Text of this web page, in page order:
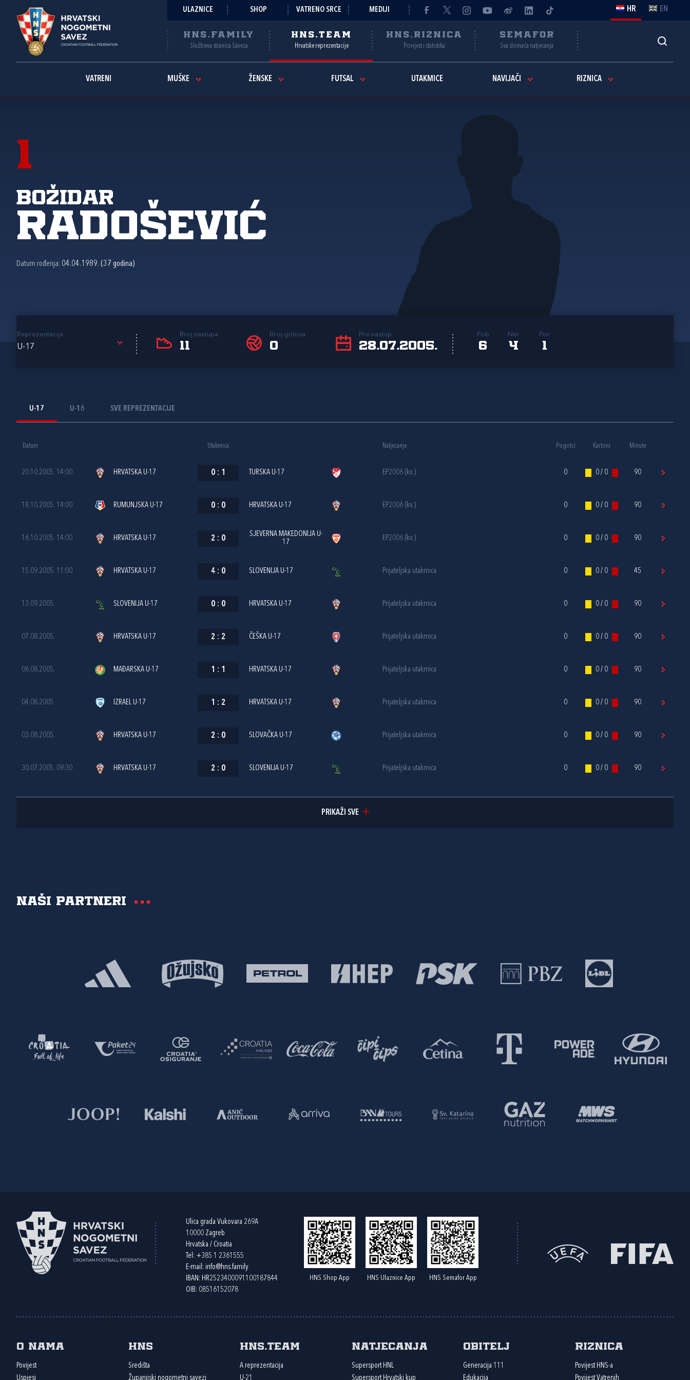
ULAZNICE SHOP VATRENO SRCE MEDIJI HR EN
HNS.FAMILY
Službena stranica Saveza
HNS.TEAM
Hrvatske reprezentacije
HNS.RIZNICA
Povijest i statistika
SEMAFOR
Sva domaća natjecanja
VATRENI MUŠKE ŽENSKE FUTSAL UTAKMICE NAVIJAČI RIZNICA
1
Božidar
Radošević
Datum rođenja: 04.04.1989. (37 godina)
Reprezentacija
U-17
Broj nastupa
11
Broj golova
0
Prvi nastup
28.07.2005.
Pob
6
Ner
4
Por
1
U-17 U-16 SVE REPREZENTACIJE
Datum Utakmica Natjecanje Pogotci Kartoni Minute
20.10.2005. 14:00 HRVATSKA U-17 0 : 1 TURSKA U-17 EP2006 (kv.) 0 0 / 0 90
18.10.2005. 14:00 RUMUNJSKA U-17 0 : 0 HRVATSKA U-17 EP2006 (kv.) 0 0 / 0 90
16.10.2005. 14:00 HRVATSKA U-17 2 : 0
SJEVERNA MAKEDONIJA U-
17
EP2006 (kv.) 0 0 / 0 90
15.09.2005. 11:00 HRVATSKA U-17 4 : 0 SLOVENIJA U-17 Prijateljska utakmica 0 0 / 0 45
13.09.2005. SLOVENIJA U-17 0 : 0 HRVATSKA U-17 Prijateljska utakmica 0 0 / 0 90
07.08.2005. HRVATSKA U-17 2 : 2 ČEŠKA U-17 Prijateljska utakmica 0 0 / 0 90
06.08.2005. MAĐARSKA U-17 1 : 1 HRVATSKA U-17 Prijateljska utakmica 0 0 / 0 90
04.08.2005. IZRAEL U-17 1 : 2 HRVATSKA U-17 Prijateljska utakmica 0 0 / 0 90
03.08.2005. HRVATSKA U-17 2 : 0 SLOVAČKA U-17 Prijateljska utakmica 0 0 / 0 90
30.07.2005. 09:30 HRVATSKA U-17 2 : 0 SLOVENIJA U-17 Prijateljska utakmica 0 0 / 0 90
PRIKAŽI SVE
Naši partneri
Ulica grada Vukovara 269A
10000 Zagreb
Hrvatska / Croatia
Tel: +385 1 2361555
E-mail: info@hns.family
IBAN: HR2523400091100187844
OIB: 08516152078
HNS Shop App HNS Ulaznice App HNS Semafor App
O nama
Povijest
Uspjesi
HNS
Središta
Županijski nogometni savezi
HNS.team
A reprezentacija
U-21
Natjecanja
Supersport HNL
Supersport Hrvatski kup
Obitelj
Generacija 111
Edukacija
Riznica
Povijest HNS-a
Povijest Vatrenih